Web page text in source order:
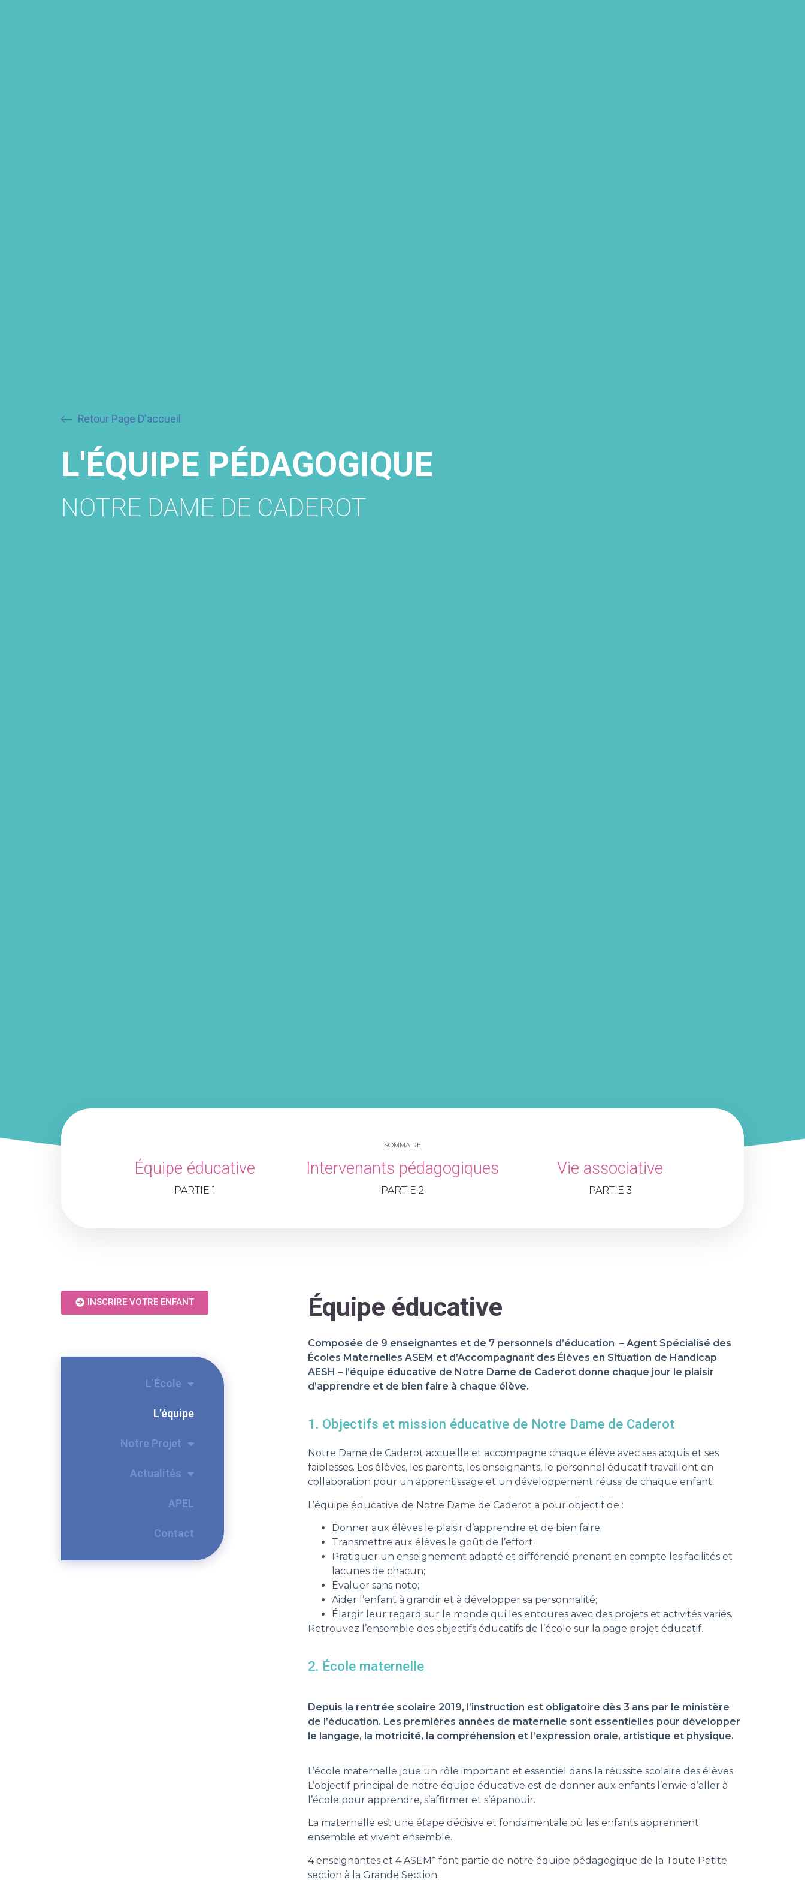
Retour Page D'accueil
L'ÉQUIPE PÉDAGOGIQUE
NOTRE DAME DE CADEROT
SOMMAIRE
Équipe éducative
PARTIE 1
Intervenants pédagogiques
PARTIE 2
Vie associative
PARTIE 3
INSCRIRE VOTRE ENFANT
L’École
L’équipe
Notre Projet
Actualités
APEL
Contact
Équipe éducative
Composée de 9 enseignantes et de 7 personnels d’éducation – Agent Spécialisé des
Écoles Maternelles ASEM et d’Accompagnant des Élèves en Situation de Handicap
AESH – l’équipe éducative de Notre Dame de Caderot donne chaque jour le plaisir
d’apprendre et de bien faire à chaque élève.
1. Objectifs et mission éducative de Notre Dame de Caderot
Notre Dame de Caderot accueille et accompagne chaque élève avec ses acquis et ses
faiblesses. Les élèves, les parents, les enseignants, le personnel éducatif travaillent en
collaboration pour un apprentissage et un développement réussi de chaque enfant.
L’équipe éducative de Notre Dame de Caderot a pour objectif de :
Donner aux élèves le plaisir d’apprendre et de bien faire;
Transmettre aux élèves le goût de l’effort;
Pratiquer un enseignement adapté et différencié prenant en compte les facilités et
lacunes de chacun;
Évaluer sans note;
Aider l’enfant à grandir et à développer sa personnalité;
Élargir leur regard sur le monde qui les entoures avec des projets et activités variés.
Retrouvez l’ensemble des objectifs éducatifs de l’école sur la page projet éducatif.
2. École maternelle
Depuis la rentrée scolaire 2019, l’instruction est obligatoire dès 3 ans par le ministère
de l’éducation. Les premières années de maternelle sont essentielles pour développer
le langage, la motricité, la compréhension et l’expression orale, artistique et physique.
L’école maternelle joue un rôle important et essentiel dans la réussite scolaire des élèves.
L’objectif principal de notre équipe éducative est de donner aux enfants l’envie d’aller à
l’école pour apprendre, s’affirmer et s’épanouir.
La maternelle est une étape décisive et fondamentale où les enfants apprennent
ensemble et vivent ensemble.
4 enseignantes et 4ASEM* font partie de notre équipe pédagogique de la Toute Petite
section à la Grande Section.